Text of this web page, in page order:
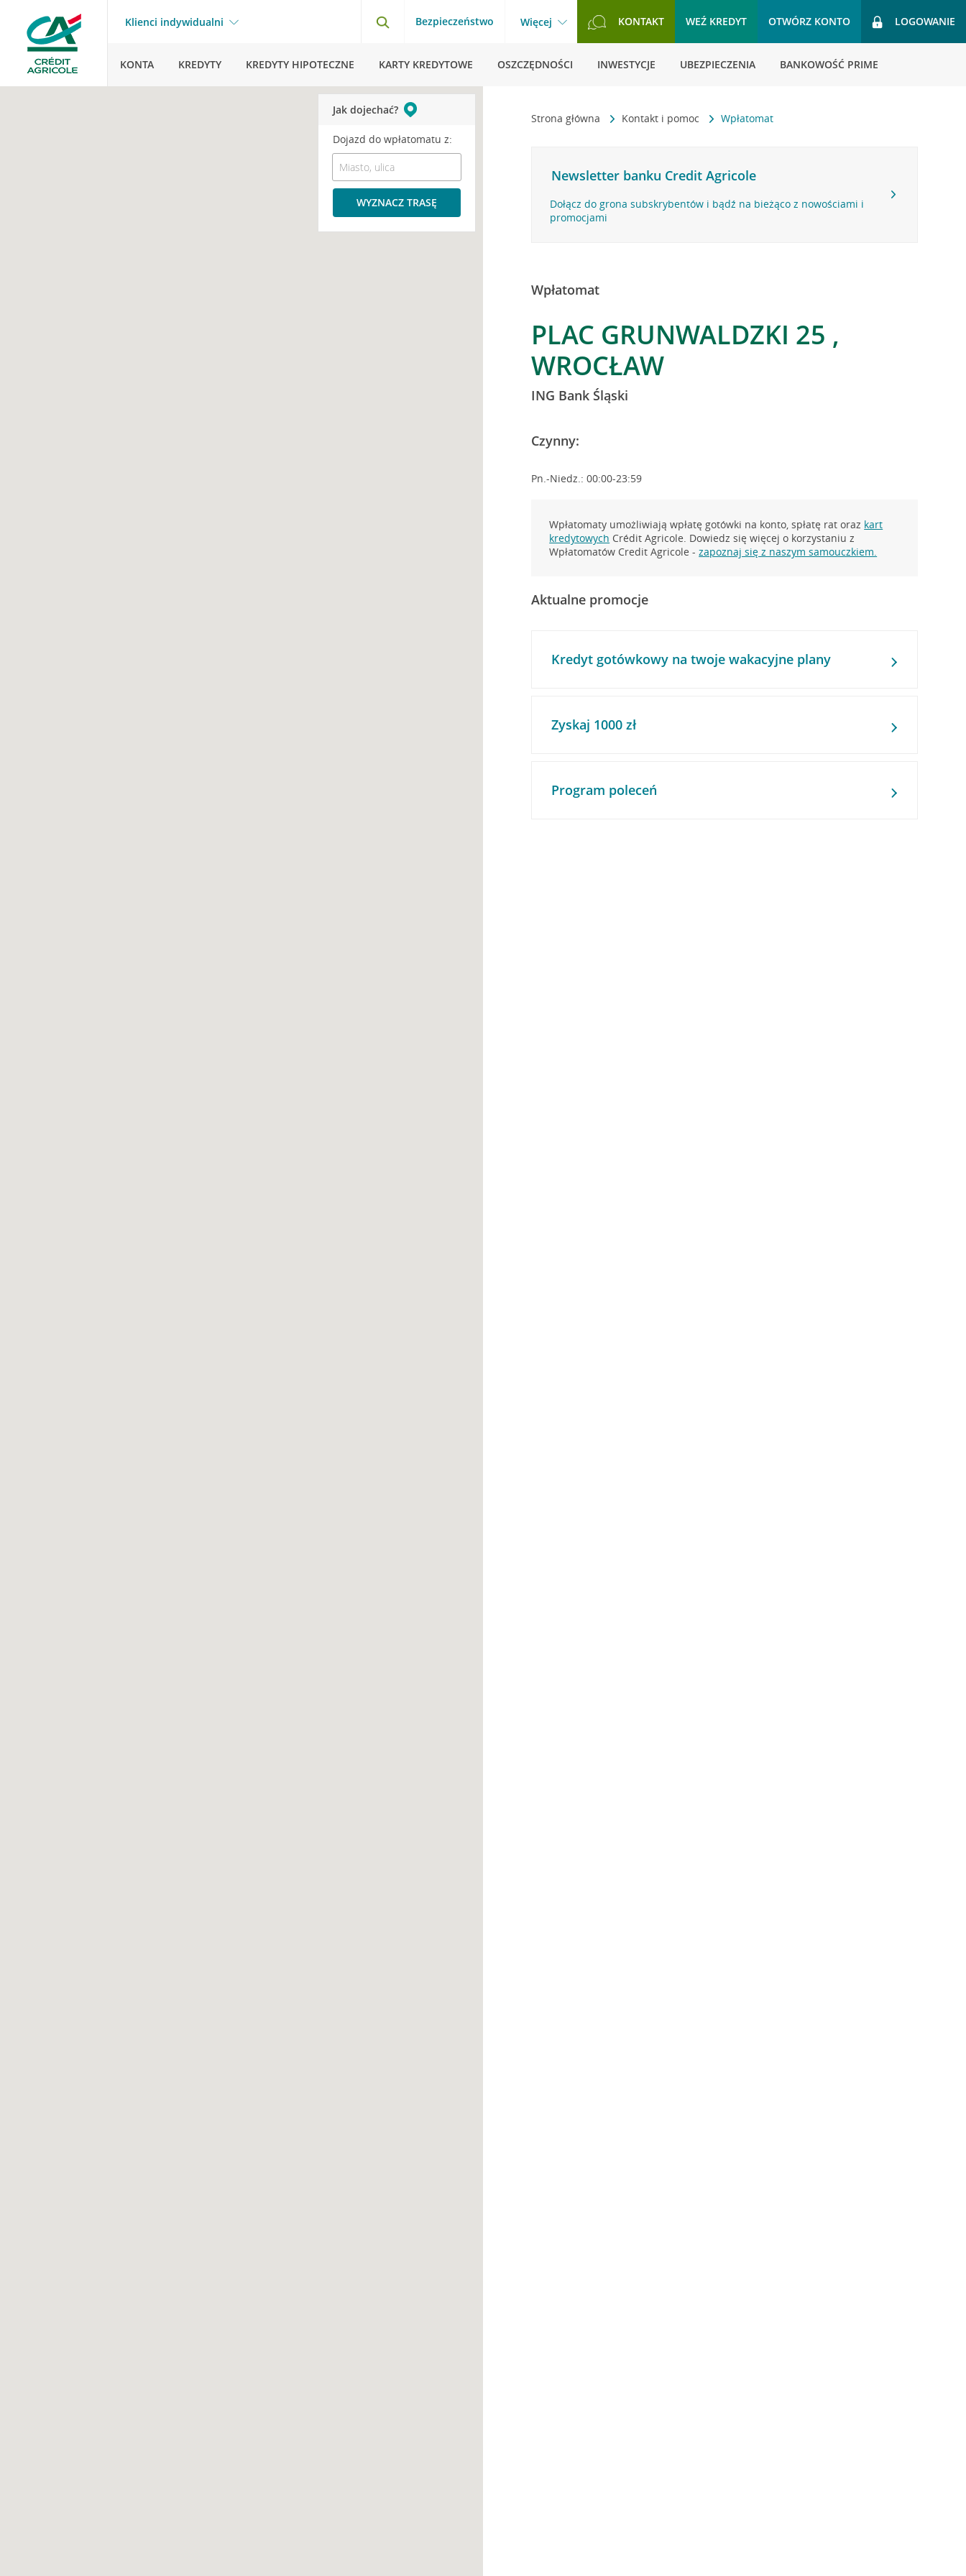
Klienci indywidualni Bezpieczeństwo Więcej KONTAKT WEŹ KREDYT OTWÓRZ KONTO LOGOWANIE
KONTA KREDYTY KREDYTY HIPOTECZNE KARTY KREDYTOWE OSZCZĘDNOŚCI INWESTYCJE UBEZPIECZENIA BANKOWOŚĆ PRIME
Strona główna Kontakt i pomoc Wpłatomat
Newsletter banku Credit Agricole
Dołącz do grona subskrybentów i bądź na bieżąco z nowościami i
promocjami
Wpłatomat
PLAC GRUNWALDZKI 25 ,
WROCŁAW
ING Bank Śląski
Czynny:
Pn.-Niedz.: 00:00-23:59
Wpłatomaty umożliwiają wpłatę gotówki na konto, spłatę rat oraz kart
kredytowych Crédit Agricole. Dowiedz się więcej o korzystaniu z
Wpłatomatów Credit Agricole -zapoznaj się z naszym samouczkiem.
Aktualne promocje
Kredyt gotówkowy na twoje wakacyjne plany
Zyskaj 1000 zł
Program poleceń
Jak dojechać?
Dojazd do wpłatomatu z:
WYZNACZ TRASĘ